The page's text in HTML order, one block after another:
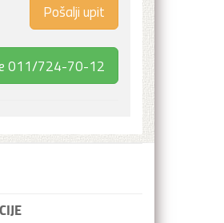
011/724-70-12